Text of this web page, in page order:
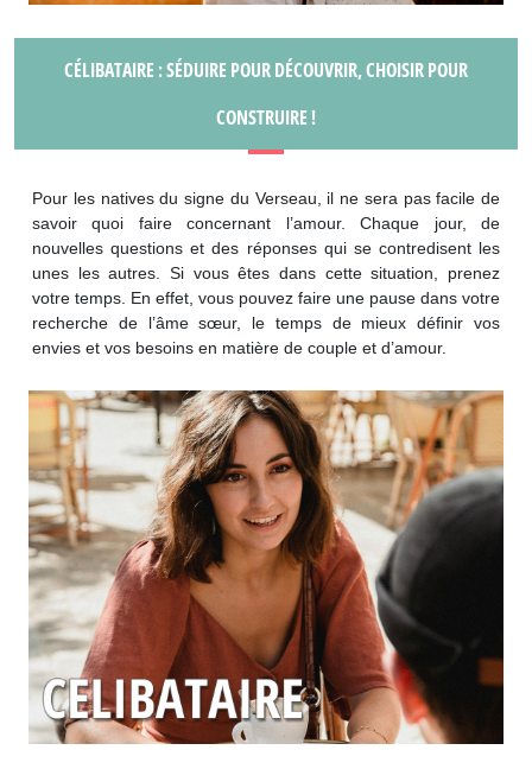
CÉLIBATAIRE : SÉDUIRE POUR DÉCOUVRIR, CHOISIR POUR
CONSTRUIRE !
Pour les natives du signe du Verseau, il ne sera pas facile de
savoir quoi faire concernant l’amour. Chaque jour, de
nouvelles questions et des réponses qui se contredisent les
unes les autres. Si vous êtes dans cette situation, prenez
votre temps. En effet, vous pouvez faire une pause dans votre
recherche de l’âme sœur, le temps de mieux définir vos
envies et vos besoins en matière de couple et d’amour.